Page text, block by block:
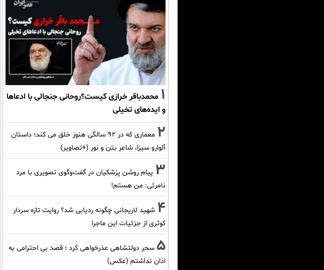
1 محمدباقر خرازی کیست؟روحانی جنجالی با ادعاها
و ایده‌های تخیلی
2
معماری که در 92 سالگی هنوز خلق می کند؛ داستان
آلوارو سیزا، شاعر بتن و نور (+تصاویر)
3 پیام روشن پزشکیان در گفت‌و‌گوی تصویری با مرد
نامرئی: من هستم!
4 شهید لاریجانی چگونه ردیابی شد؟ روایت تازه سردار
کوثری از جزئیات این ماجرا
5 سحر دولتشاهی عذرخواهی کرد ؛ قصد بی احترامی به
اذان نداشتم (عکس)